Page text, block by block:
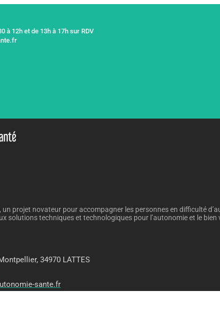
à 12h et de 13h à 17h sur RDV
un projet novateur pour accompagner les personnes en difficulté
solutions techniques et technologiques pour l’autonomie et le bien
34970 LATTES
sante.fr